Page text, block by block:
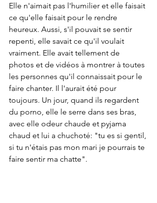
Elle n'aimait pas l'humilier et elle faisait
ce qu'elle faisait pour le rendre
heureux. Aussi, s'il pouvait se sentir
repenti, elle savait ce qu'il voulait
vraiment. Elle avait tellement de
photos et de vidéos à montrer à toutes
les personnes qu'il connaissait pour le
faire chanter. Il l'aurait été pour
toujours. Un jour, quand ils regardent
du porno, elle le serre dans ses bras,
avec elle odeur chaude et pyjama
chaud et lui a chuchoté: "tu es si gentil,
si tu n'étais pas mon mari je pourrais te
faire sentir ma chatte".